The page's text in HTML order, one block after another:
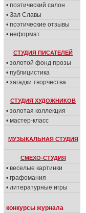
• поэтический салон
• Зал Славы
• поэтические отзывы
• неформат
СТУДИЯ ПИСАТЕЛЕЙ
• золотой фонд прозы
• публицистика
• загадки творчества
СТУДИЯ ХУДОЖНИКОВ
• золотая коллекция
• мастер-класс
МУЗЫКАЛЬНАЯ СТУДИЯ
СМЕХО-СТУДИЯ
• веселые картинки
• графомания
• литературные игры
конкурсы журнала